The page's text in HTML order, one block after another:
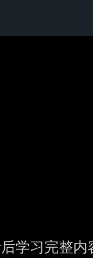
学习完整内